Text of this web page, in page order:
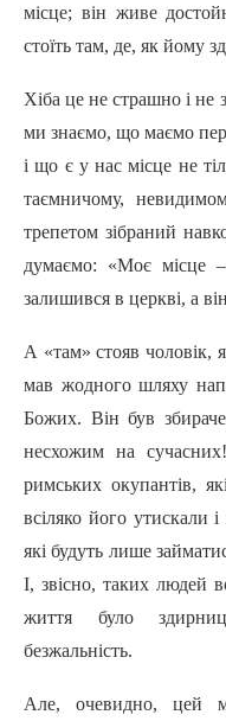
місце; він живе
стоїть там, де, як йому
Хіба це не страшно і не
ми знаємо, що маємо
і що є у нас місце не
таємничому,
трепетом зібраний
думаємо: «Моє
залишився в церкві, а
А «там» стояв чоловік,
мав жодного шляху
Божих. Він був
несхожим на
римських окупантів,
всіляко його утискали
які будуть лише
І, звісно, таких людей
життя було
безжальність.
Але, очевидно, цей